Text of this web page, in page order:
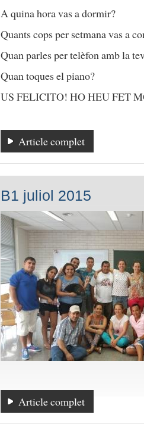
A quina hora vas a dormir?
Quants cops per setmana vas a
Quan parles per telèfon amb la
Quan toques el piano?
US FELICITO! HO HEU FET
Article complet
B1 juliol 2015
Article complet